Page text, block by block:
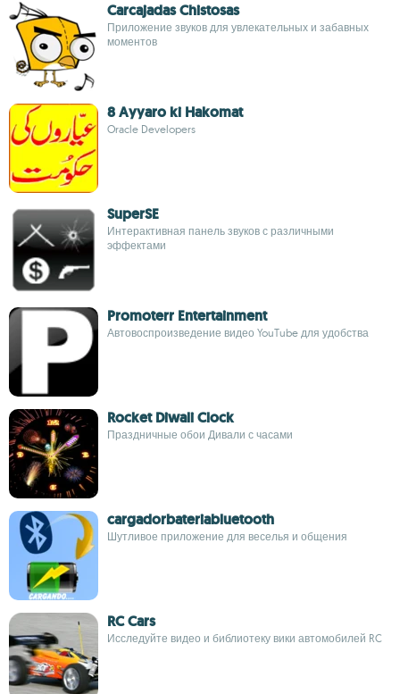
Carcajadas Chistosas
Приложение звуков для увлекательных и забавных
моментов
8 Ayyaro ki Hakomat
Oracle Developers
SuperSE
Интерактивная панель звуков с различными
эффектами
Promoterr Entertainment
Автовоспроизведение видео YouTube для удобства
Rocket Diwali Clock
Праздничные обои Дивали с часами
cargadorbateriabluetooth
Шутливое приложение для веселья и общения
RC Cars
Исследуйте видео и библиотеку вики автомобилей RC